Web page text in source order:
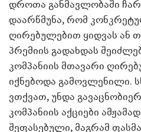
დროთა განმავლობაში
დაარწმუნა, რომ
ღირებულებით ყიდვას ან
პრემიის გადახდას
კომპანიის მთავარი
იქნებოდა გამოვლენილი.
ვთქვათ, უნდა
კომპანიის აქციები
შეფასებული, მაგრამ